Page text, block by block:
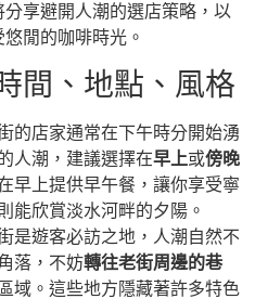
享避開人潮的選店策略，以
閒的咖啡時光。
間、地點、風格
的店家通常在下午時分開始湧
人潮，建議選擇在早上或傍晚
早上提供早午餐，讓你享受寧
能欣賞淡水河畔的夕陽。
是遊客必訪之地，人潮自然不
落，不妨轉往老街周邊的巷
域。這些地方隱藏著許多特色